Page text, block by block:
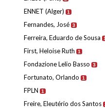
ENNET (Alger) 1
Fernandes, José 3
Ferreira, Eduardo de Sousa 1
First, Heloise Ruth 1
Fondazione Lelio Basso 3
Fortunato, Orlando 1
FPLN 1
Freire, Eleutério dos Santos